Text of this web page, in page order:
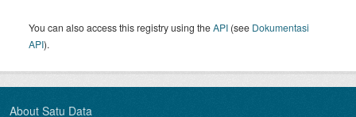
You can also access this registry using theAPI (see Dokumentasi
API).
About Satu Data